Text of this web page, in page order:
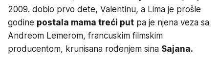
2009. dobio prvo dete, Valentinu, a Lima je prošle
godine postala mama treći put pa je njena veza sa
Andreom Lemerom, francuskim filmskim
producentom, krunisana rođenjem sina Sajana.